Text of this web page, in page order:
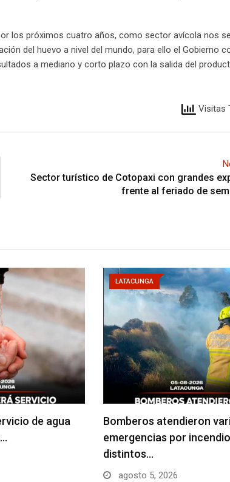
los próximos cuatro años, como sector avícola nos
del huevo a nivel del mundo, para ello el Gobierno
a mediano y corto plazo con la salida del
Visitas
Sector turístico de Cotopaxi con grandes
frente al feriado de
de agua
LATACUNGA
Bomberos atendieron
emergencias por
distintos…
agosto 5, 2026